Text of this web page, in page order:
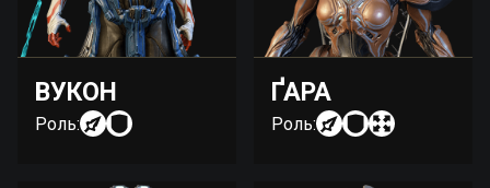
ВУКОН
Роль:
ҐАРА
Роль: